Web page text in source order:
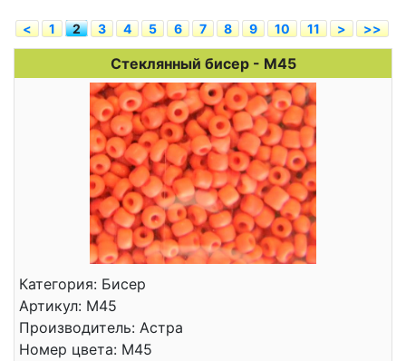
< 1 2 3 4 5 6 7 8 9 10 11 > >>
Стеклянный бисер - М45
Категория: Бисер
Артикул: М45
Производитель: Астра
Номер цвета: М45